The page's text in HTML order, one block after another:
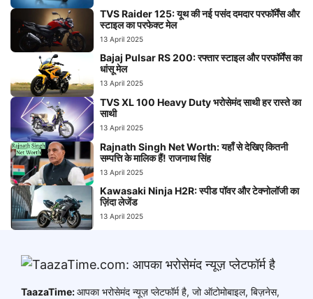
TVS Raider 125: यूथ की नई पसंद दमदार परफॉर्मेंस और
स्टाइल का परफेक्ट मेल
13 April 2025
Bajaj Pulsar RS 200: रफ्तार स्टाइल और परफॉर्मेंस का
धांसू मेल
13 April 2025
TVS XL 100 Heavy Duty भरोसेमंद साथी हर रास्ते का
साथी
13 April 2025
Rajnath Singh Net Worth: यहाँ से देखिए कितनी
सम्पत्ति के मालिक हैं! राजनाथ सिंह
13 April 2025
Kawasaki Ninja H2R: स्पीड पॉवर और टेक्नोलॉजी का
ज़िंदा लेजेंड
13 April 2025
TaazaTime:आपका भरोसेमंद न्यूज़ प्लेटफॉर्म है, जो ऑटोमोबाइल, बिज़नेस,